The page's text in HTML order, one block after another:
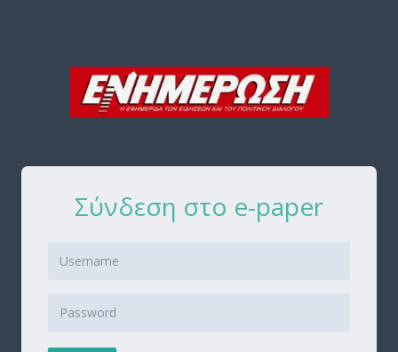
Σύνδεση στο e-paper